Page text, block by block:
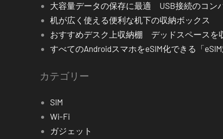
大容量データの保存に最適 USB接続のコン
机が広く使える便利な机下の収納ボックス
おすすめデスク上収納棚 デッドスペースを
すべてのAndroidスマホをeSIM化できる「eSIM
カテゴリー
SIM
Wi-Fi
ガジェット